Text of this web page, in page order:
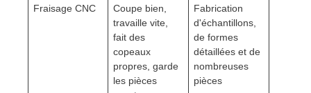
Fraisage CNC
Coupe bien,
travaille vite,
fait des
copeaux
propres, garde
les pièces
Fabrication
d'échantillons,
de formes
détaillées et de
nombreuses
pièces